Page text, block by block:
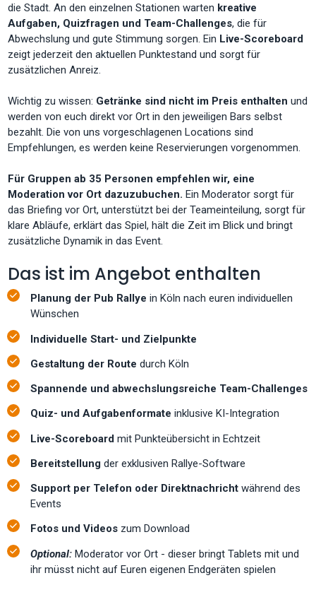
die Stadt. An den einzelnen Stationen warten kreative
Aufgaben, Quizfragen und Team-Challenges, die für
Abwechslung und gute Stimmung sorgen. Ein Live-Scoreboard
zeigt jederzeit den aktuellen Punktestand und sorgt für
zusätzlichen Anreiz.
Wichtig zu wissen: Getränke sind nicht im Preis enthalten und
werden von euch direkt vor Ort in den jeweiligen Bars selbst
bezahlt. Die von uns vorgeschlagenen Locations sind
Empfehlungen, es werden keine Reservierungen vorgenommen.
Für Gruppen ab 35 Personen empfehlen wir, eine
Moderation vor Ort dazuzubuchen. Ein Moderator sorgt für
das Briefing vor Ort, unterstützt bei der Teameinteilung, sorgt für
klare Abläufe, erklärt das Spiel, hält die Zeit im Blick und bringt
zusätzliche Dynamik in das Event.
Das ist im Angebot enthalten
Planung der Pub Rallye in Köln nach euren individuellen
Wünschen
Individuelle Start- und Zielpunkte
Gestaltung der Route durch Köln
Spannende und abwechslungsreiche Team-Challenges
Quiz- und Aufgabenformate inklusive KI-Integration
Live-Scoreboard mit Punkteübersicht in Echtzeit
Bereitstellung der exklusiven Rallye-Software
Support per Telefon oder Direktnachricht während des
Events
Fotos und Videos zum Download
Optional:Moderator vor Ort - dieser bringt Tablets mit und
ihr müsst nicht auf Euren eigenen Endgeräten spielen